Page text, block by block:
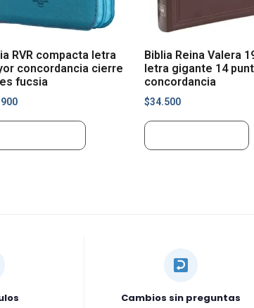
RVR compacta letra
concordancia cierre
fucsia
Biblia Reina Valera
letra gigante 14
concordancia
$34.500
Cambios sin preguntas